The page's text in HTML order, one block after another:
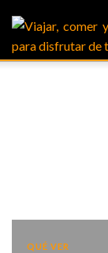
QUÉ VER